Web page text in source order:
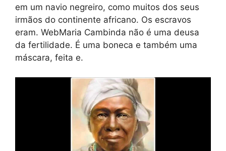
em um navio negreiro, como muitos dos seus
irmãos do continente africano. Os escravos
eram. WebMaria Cambinda não é uma deusa
da fertilidade. É uma boneca e também uma
máscara, feita e.